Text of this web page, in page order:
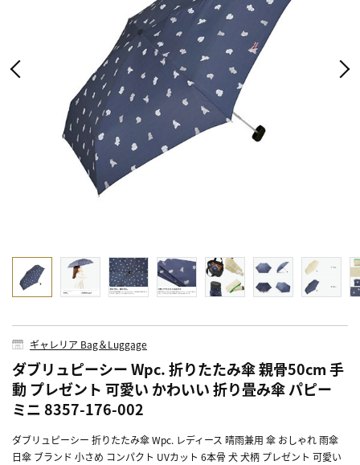
ギャレリア Bag＆Luggage
ダブリュピーシー Wpc. 折りたたみ傘 親骨50cm 手
動 プレゼント 可愛い かわいい 折り畳み傘 パピー
ミニ 8357-176-002
ダブリュピーシー 折りたたみ傘 Wpc. レディース 晴雨兼用 傘 おしゃれ 雨傘
日傘 ブランド 小さめ コンパクト UVカット 6本骨 犬 犬柄 プレゼント 可愛い